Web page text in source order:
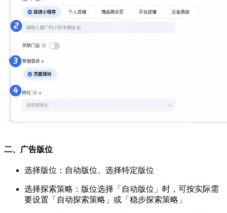
二、广告版位
选择版位：自动版位、选择特定版位
选择探索策略：版位选择「自动版位」时，可按实际需
要设置「自动探索策略」或「稳步探索策略」